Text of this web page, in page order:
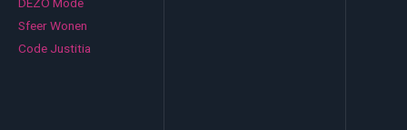
DEZO Mode
Sfeer Wonen
Code Justitia